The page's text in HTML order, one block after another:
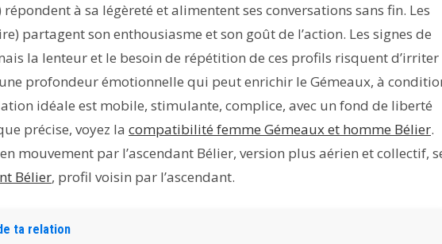
répondent à sa légèreté et alimentent ses conversations sans fin. Les
partagent son enthousiasme et son goût de l’action. Les signes de
la lenteur et le besoin de répétition de ces profils risquent d’irriter
profondeur émotionnelle qui peut enrichir le Gémeaux, à
idéale est mobile, stimulante, complice, avec un fond de liberté
précise, voyez la compatibilité femme Gémeaux et homme Bélier.
mouvement par l’ascendant Bélier, version plus aérien et collectif,
Bélier, profil voisin par l’ascendant.
ta relation